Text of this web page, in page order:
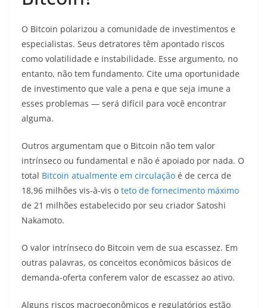
O Bitcoin polarizou a comunidade de investimentos e
especialistas. Seus detratores têm apontado riscos
como volatilidade e instabilidade. Esse argumento, no
entanto, não tem fundamento. Cite uma oportunidade
de investimento que vale a pena e que seja imune a
esses problemas — será difícil para você encontrar
alguma.
Outros argumentam que o Bitcoin não tem valor
intrínseco ou fundamental e não é apoiado por nada. O
total Bitcoin atualmente em circulação é de cerca de
18,96 milhões vis-à-vis o teto de fornecimento máximo
de 21 milhões estabelecido por seu criador Satoshi
Nakamoto.
O valor intrínseco do Bitcoin vem de sua escassez. Em
outras palavras, os conceitos econômicos básicos de
demanda-oferta conferem valor de escassez ao ativo.
Alguns riscos macroeconômicos e regulatórios estão